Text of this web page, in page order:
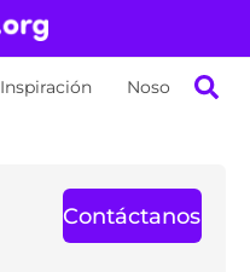
Inspiración Nosotros
Contáctanos